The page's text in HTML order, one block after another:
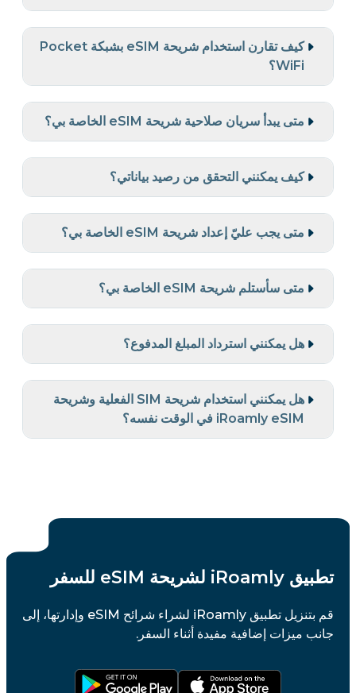
كيف تقارن استخدام شريحة eSIM بشبكة Pocket
WiFi؟
متى يبدأ سريان صلاحية شريحة eSIM الخاصة بي؟
كيف يمكنني التحقق من رصيد بياناتي؟
متى يجب عليّ إعداد شريحة eSIM الخاصة بي؟
متى سأستلم شريحة eSIM الخاصة بي؟
هل يمكنني استرداد المبلغ المدفوع؟
هل يمكنني استخدام شريحة SIM الفعلية وشريحة
iRoamly eSIM في الوقت نفسه؟
تطبيق iRoamly لشريحة eSIM للسفر
قم بتنزيل تطبيق iRoamly لشراء شرائح eSIM وإدارتها، إلى
جانب ميزات إضافية مفيدة أثناء السفر.